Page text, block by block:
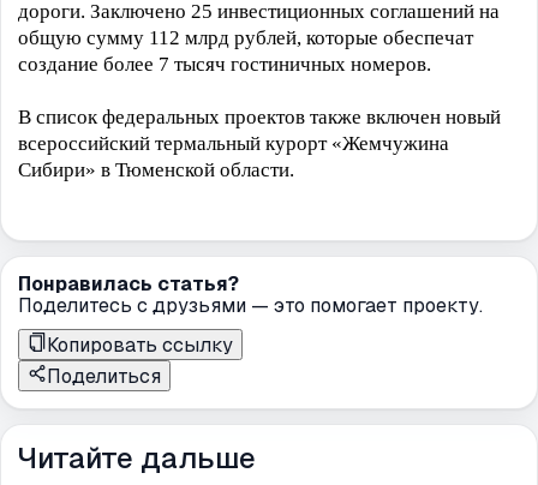
дороги. Заключено 25 инвестиционных соглашений на
общую сумму 112 млрд рублей, которые обеспечат
создание более 7 тысяч гостиничных номеров.
В список федеральных проектов также включен новый
всероссийский термальный курорт «Жемчужина
Сибири» в Тюменской области.
Понравилась статья?
Поделитесь с друзьями — это помогает проекту.
Копировать ссылку
Поделиться
Читайте дальше